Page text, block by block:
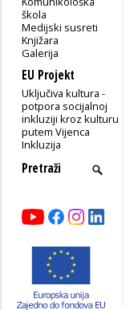
škola
Medijski susreti
Knjižara
Galerija
EU Projekt
Uključiva kultura -
potpora socijalnoj
inkluziji kroz kulturu
putem Vijenca
Inkluzija